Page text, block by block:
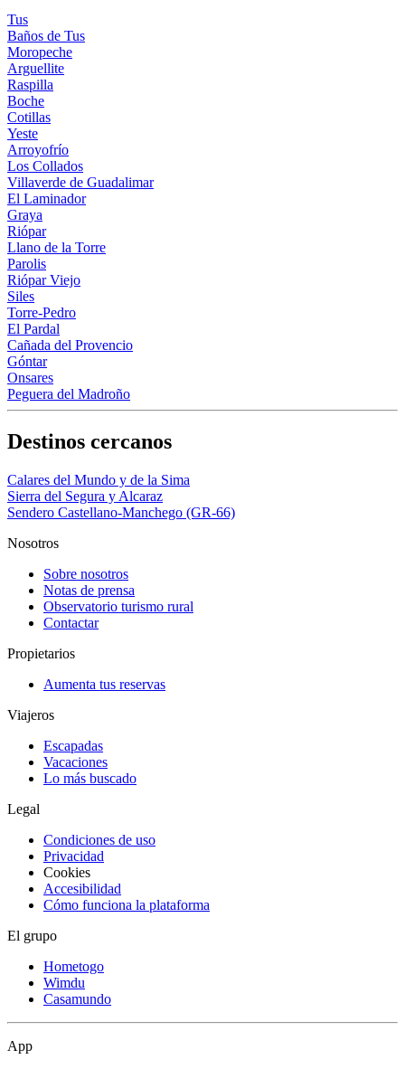
Tus
Baños de Tus
Moropeche
Arguellite
Raspilla
Boche
Cotillas
Yeste
Arroyofrío
Los Collados
Villaverde de Guadalimar
El Laminador
Graya
Riópar
Llano de la Torre
Parolis
Riópar Viejo
Siles
Torre-Pedro
El Pardal
Cañada del Provencio
Góntar
Onsares
Peguera del Madroño
Destinos cercanos
Calares del Mundo y de la Sima
Sierra del Segura y Alcaraz
Sendero Castellano-Manchego (GR-66)
Nosotros
Sobre nosotros
Notas de prensa
Observatorio turismo rural
Contactar
Propietarios
Aumenta tus reservas
Viajeros
Escapadas
Vacaciones
Lo más buscado
Legal
Condiciones de uso
Privacidad
Cookies
Accesibilidad
Cómo funciona la plataforma
El grupo
Hometogo
Wimdu
Casamundo
App